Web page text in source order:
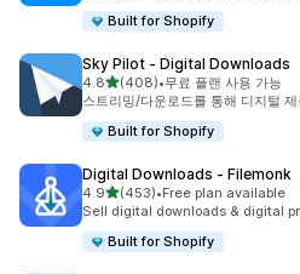
Built for Shopify
Sky Pilot ‑ Digital Downloads
4.8별 5개 중
(408)
총 리뷰 408개
•무료 플랜 사용 가능
스트리밍/다운로드를 통해 디지털
Built for Shopify
Digital Downloads ‑ Filemonk
4.9별 5개 중
(453)
총 리뷰 453개
•Free plan available
Sell digital downloads & digital
Built for Shopify